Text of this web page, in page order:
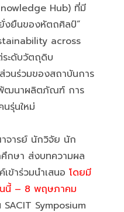
Hub) ที่มี
งยืนของหัตถศิลป์”
across
ะดับวัตถุดิบ
วนร่วมของสถาบันการ
พัฒนาผลิตภัณฑ์ การ
รุ่นใหม่
ารย์ นักวิจัย นัก
กษา ส่งบทความผล
ข้าร่วมนำเสนอ โดยมี
นี้ – 8 พฤษภาคม
SACIT Symposium